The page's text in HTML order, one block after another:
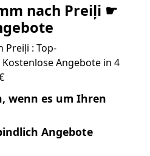
nach Preiļi ☛
Preiļi : Top-
Angebote in 4
wenn es um Ihren
Angebote